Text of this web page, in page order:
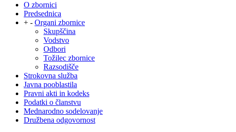
O zbornici
Predsednica
+ - Organi zbornice
Skupščina
Vodstvo
Odbori
Tožilec zbornice
Razsodišče
Strokovna služba
Javna pooblastila
Pravni akti in kodeks
Podatki o članstvu
Mednarodno sodelovanje
Družbena odgovornost